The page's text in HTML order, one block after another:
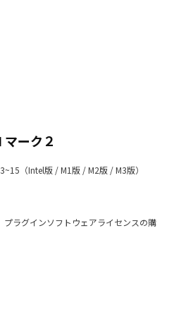
ーク２
（Intel版 / M1版 / M2版 / M3版）
ラグインソフトウェアライセンスの購